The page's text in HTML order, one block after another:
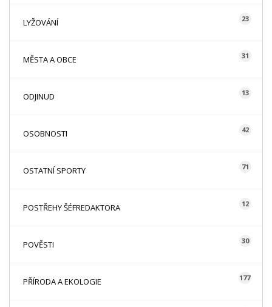
LYŽOVÁNÍ 23
MĚSTA A OBCE 31
ODJINUD 13
OSOBNOSTI 42
OSTATNÍ SPORTY 71
POSTŘEHY ŠÉFREDAKTORA 12
POVĚSTI 30
PŘÍRODA A EKOLOGIE 177